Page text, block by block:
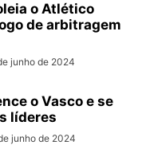
o Atlético
de arbitragem
junho de 2024
o Vasco e se
líderes
junho de 2024